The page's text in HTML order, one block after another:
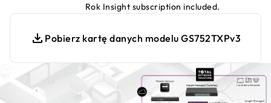
Rok Insight subscription included.
Pobierz kartę danych modelu GS752TXPv3